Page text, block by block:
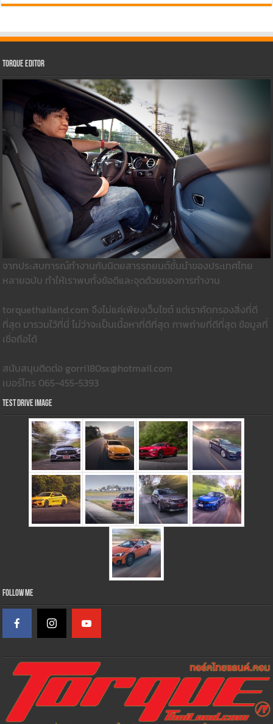
Torque Editor
จากประสบการณ์ทำงานกับนิตยสารรถยนต์ชั้นนำของประเทศไทย
หลายฉบับ ทำให้เราพบทั้งข้อดีและจุดด้วยของการทำงาน
torquethailand.com จึงไม่แค่เพียงเว็บไซต์ แต่เราคัดกรองสิ่งที่ดี
ที่สุด มารวมใว้ที่นี่ ไม่ว่าจะเป็นเนื้อหาที่ดีที่สุด ภาพถ่ายที่ดีที่สุด ข้อมูลที่
เชื่อถือได้
สนับสนุนติดต่อ gorri180sx@hotmail.com
เบอร์โทร 065-455-5393
Test Drive Image
Follow Me